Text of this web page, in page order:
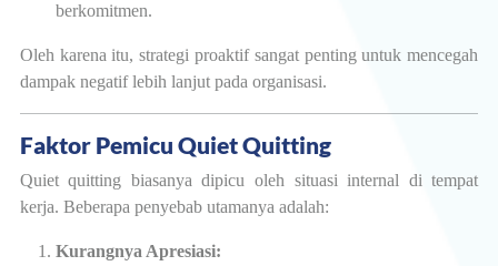
berkomitmen.
Oleh karena itu, strategi proaktif sangat penting untuk mencegah
dampak negatif lebih lanjut pada organisasi.
Faktor Pemicu Quiet Quitting
Quiet quitting biasanya dipicu oleh situasi internal di tempat
kerja. Beberapa penyebab utamanya adalah:
Kurangnya Apresiasi: